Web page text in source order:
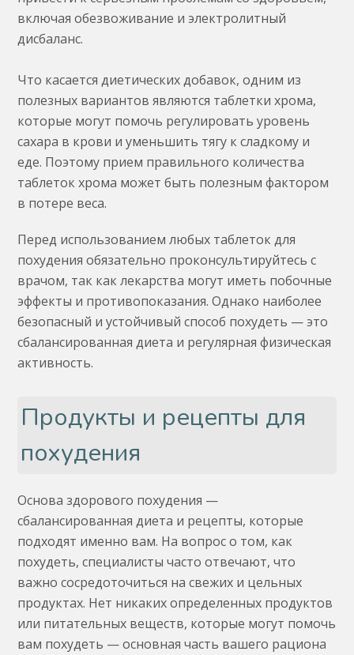
включая обезвоживание и электролитный
дисбаланс.
Что касается диетических добавок, одним из
полезных вариантов являются таблетки хрома,
которые могут помочь регулировать уровень
сахара в крови и уменьшить тягу к сладкому и
еде. Поэтому прием правильного количества
таблеток хрома может быть полезным фактором
в потере веса.
Перед использованием любых таблеток для
похудения обязательно проконсультируйтесь с
врачом, так как лекарства могут иметь побочные
эффекты и противопоказания. Однако наиболее
безопасный и устойчивый способ похудеть — это
сбалансированная диета и регулярная физическая
активность.
Продукты и рецепты для
похудения
Основа здорового похудения —
сбалансированная диета и рецепты, которые
подходят именно вам. На вопрос о том, как
похудеть, специалисты часто отвечают, что
важно сосредоточиться на свежих и цельных
продуктах. Нет никаких определенных продуктов
или питательных веществ, которые могут помочь
вам похудеть — основная часть вашего рациона